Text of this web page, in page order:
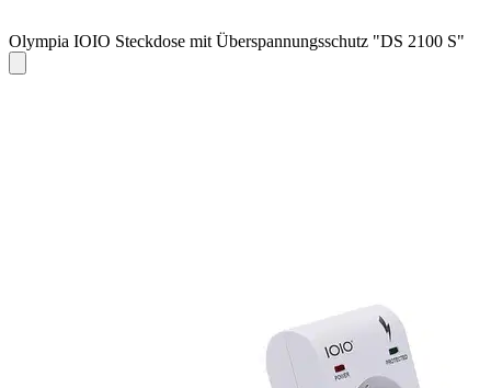
Olympia IOIO Steckdose mit Überspannungsschutz "DS 2100 S"